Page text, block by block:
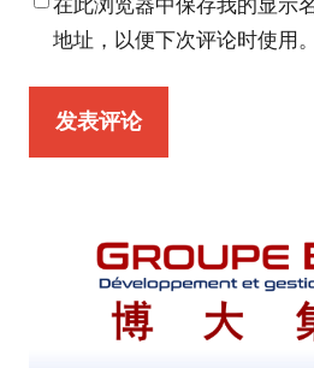
地址，以便下次评论时使用。